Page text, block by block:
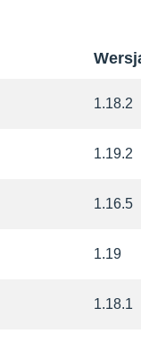
1.18.2
1.19.2
1.16.5
1.19
1.18.1